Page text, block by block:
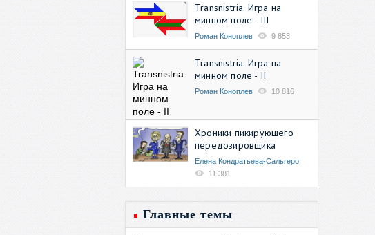
Transnistria. Игра на
минном поле - III
Роман Коноплев 9 853
Transnistria. Игра на
минном поле - II
Роман Коноплев 10 816
Хроники пикирующего
передозировщика
Елена Кондратьева-Сальгеро
11 381
Главные темы